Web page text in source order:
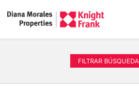
FILTRAR BÚSQUEDA